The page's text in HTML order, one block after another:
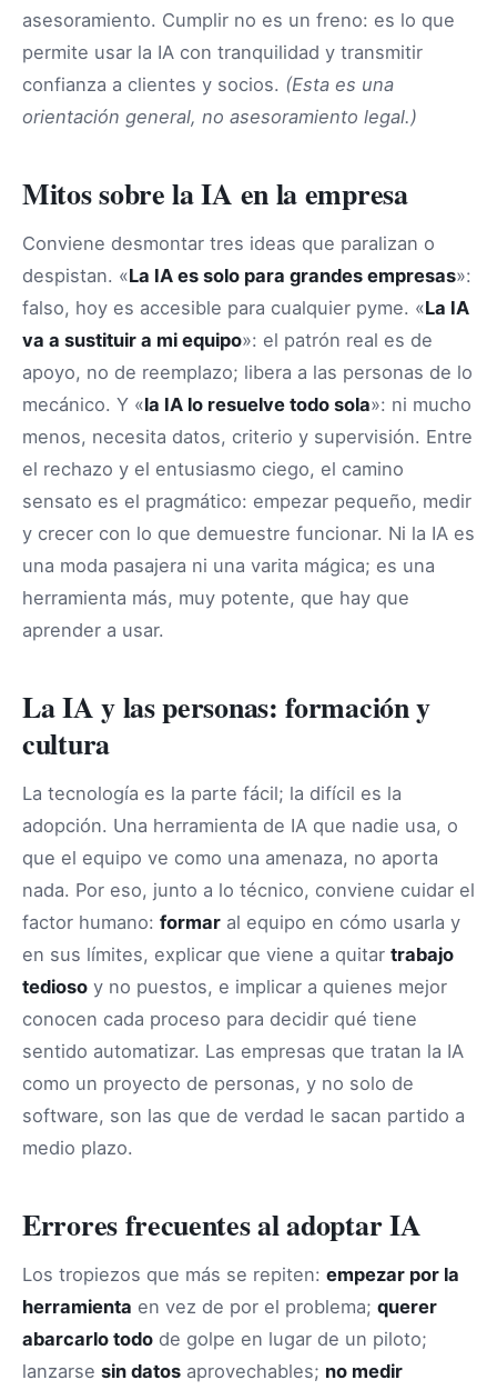
asesoramiento. Cumplir no es un freno: es lo que
permite usar la IA con tranquilidad y transmitir
confianza a clientes y socios. (Esta es una
orientación general, no asesoramiento legal.)
Mitos sobre la IA en la empresa
Conviene desmontar tres ideas que paralizan o
despistan. «La IA es solo para grandes empresas»:
falso, hoy es accesible para cualquier pyme. «La IA
va a sustituir a mi equipo»: el patrón real es de
apoyo, no de reemplazo; libera a las personas de lo
mecánico. Y «la IA lo resuelve todo sola»: ni mucho
menos, necesita datos, criterio y supervisión. Entre
el rechazo y el entusiasmo ciego, el camino
sensato es el pragmático: empezar pequeño, medir
y crecer con lo que demuestre funcionar. Ni la IA es
una moda pasajera ni una varita mágica; es una
herramienta más, muy potente, que hay que
aprender a usar.
La IA y las personas: formación y
cultura
La tecnología es la parte fácil; la difícil es la
adopción. Una herramienta de IA que nadie usa, o
que el equipo ve como una amenaza, no aporta
nada. Por eso, junto a lo técnico, conviene cuidar el
factor humano: formar al equipo en cómo usarla y
en sus límites, explicar que viene a quitar trabajo
tedioso y no puestos, e implicar a quienes mejor
conocen cada proceso para decidir qué tiene
sentido automatizar. Las empresas que tratan la IA
como un proyecto de personas, y no solo de
software, son las que de verdad le sacan partido a
medio plazo.
Errores frecuentes al adoptar IA
Los tropiezos que más se repiten: empezar por la
herramienta en vez de por el problema; querer
abarcarlo todo de golpe en lugar de un piloto;
lanzarse sin datos aprovechables; no medir